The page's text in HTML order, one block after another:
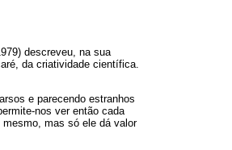
descreveu, na sua
da criatividade científica.
e parecendo estranhos
nos ver então cada
mas só ele dá valor